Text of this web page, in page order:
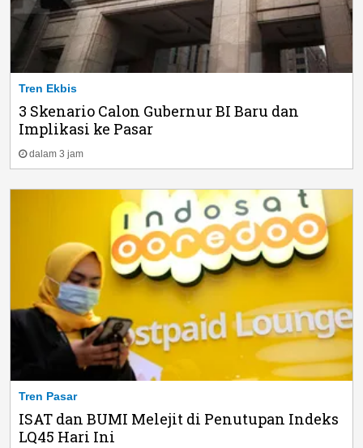
Tren Ekbis
3 Skenario Calon Gubernur BI Baru dan
Implikasi ke Pasar
dalam 3 jam
Tren Pasar
ISAT dan BUMI Melejit di Penutupan Indeks
LQ45 Hari Ini